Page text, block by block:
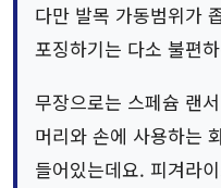
다만 발목 가동범위가
포징하기는 다소 불편
무장으로는 스페슘 랜
머리와 손에 사용하는
들어있는데요. 피겨라